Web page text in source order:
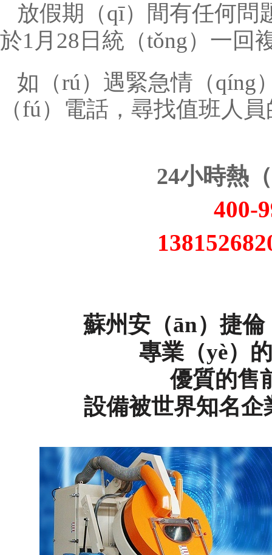
放假期（qī）間有任何問
於1月28日統（tǒng）一回
如（rú）遇緊急情（qíng
（fú）電話，尋找值班人
24小時熱
400-
蘇州安（ān）捷倫
專業（yè）
優質的售
設備被世界知名企